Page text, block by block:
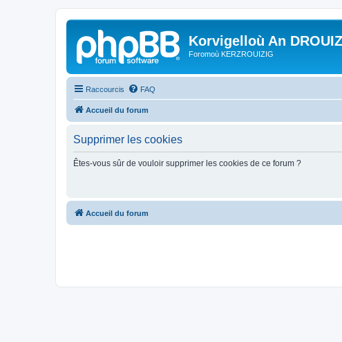
Korvigelloù An
Foromoù KERZROUIZIG
Raccourcis FAQ
Accueil du forum
Supprimer les cookies
Êtes-vous sûr de vouloir supprimer les cookies de ce forum ?
Accueil du forum